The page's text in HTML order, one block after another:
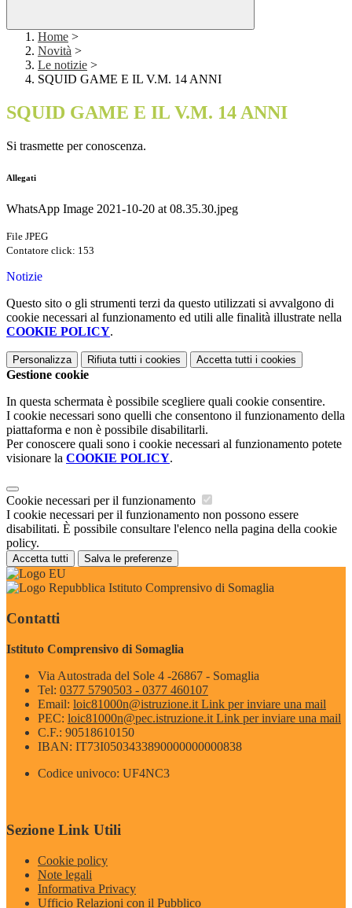
Home >
Novità >
Le notizie >
SQUID GAME E IL V.M. 14 ANNI
SQUID GAME E IL V.M. 14 ANNI
Si trasmette per conoscenza.
Allegati
WhatsApp Image 2021-10-20 at 08.35.30.jpeg
File JPEG
Contatore click: 153
Notizie
Questo sito o gli strumenti terzi da questo utilizzati si avvalgono di
cookie necessari al funzionamento ed utili alle finalità illustrate nella
COOKIE POLICY.
Personalizza Rifiuta tutti i cookies Accetta tutti i cookies
Gestione cookie
In questa schermata è possibile scegliere quali cookie consentire.
I cookie necessari sono quelli che consentono il funzionamento della
piattaforma e non è possibile disabilitarli.
Per conoscere quali sono i cookie necessari al funzionamento potete
visionare la COOKIE POLICY.
Cookie necessari per il funzionamento
I cookie necessari per il funzionamento non possono essere
disabilitati. È possibile consultare l'elenco nella pagina della cookie
policy.
Accetta tutti Salva le preferenze
Istituto Comprensivo di Somaglia
Contatti
Istituto Comprensivo di Somaglia
Via Autostrada del Sole 4 -26867 - Somaglia
Tel: 0377 5790503 - 0377 460107
Email: loic81000n@istruzione.it Link per inviare una mail
PEC: loic81000n@pec.istruzione.it Link per inviare una mail
C.F.: 90518610150
IBAN: IT73I0503433890000000000838
Codice univoco: UF4NC3
Sezione Link Utili
Cookie policy
Note legali
Informativa Privacy
Ufficio Relazioni con il Pubblico